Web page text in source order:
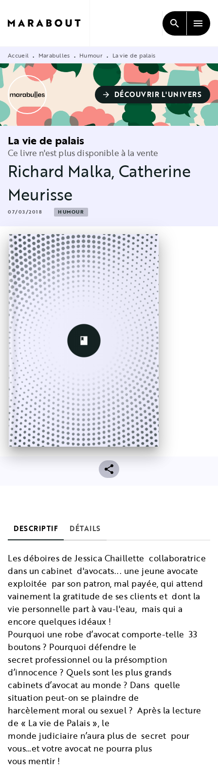
CONTENU
search menu
Accueil • Marabulles • Humour • La vie de palais
arrow_forward DÉCOUVRIR L'UNIVERS
La vie de palais
Ce livre n'est plus disponible à la vente
Richard Malka, Catherine
Meurisse
07/03/2018 HUMOUR
DESCRIPTIF DÉTAILS
Les déboires de Jessica Chaillette collaboratrice
dans un cabinet d'avocats... une jeune avocate
exploitée par son patron, mal payée, qui attend
vainement la gratitude de ses clients et dont la
vie personnelle part à vau-l'eau, mais qui a
encore quelques idéaux !
Pourquoi une robe d’avocat comporte-telle 33
boutons ? Pourquoi défendre le
secret professionnel ou la présomption
d’innocence ? Quels sont les plus grands
cabinets d’avocat au monde ? Dans quelle
situation peut-on se plaindre de
harcèlement moral ou sexuel ? Après la lecture
de « La vie de Palais », le
monde judiciaire n’aura plus de secret pour
vous…et votre avocat ne pourra plus
vous mentir !